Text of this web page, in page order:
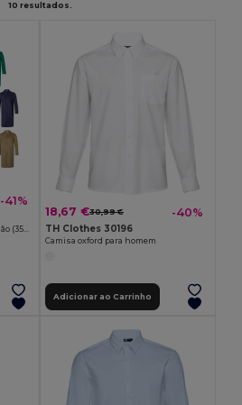
10 resultados.
-41%
Bata de sarja (175g/m²), em algodão (35%) e poliéster (65%)
18,67 €30,99 € -40%
TH Clothes 30196
Camisa oxford para homem
Adicionar ao Carrinho